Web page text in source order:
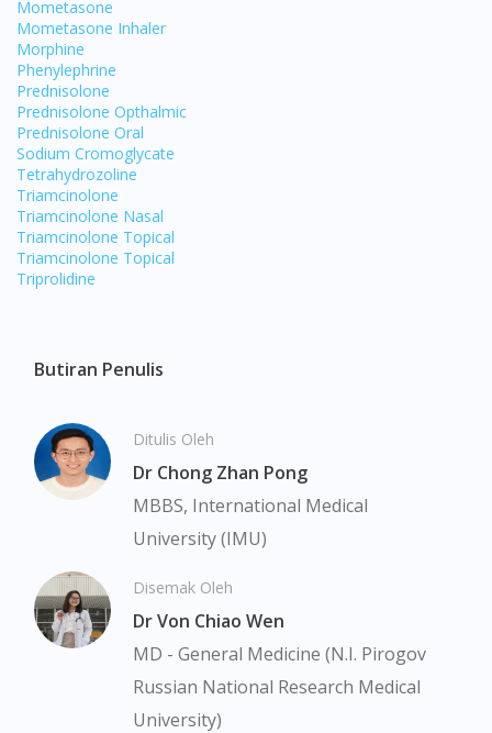
Visit DoctorOnCall Singapore
You seem to be shopping from Singapore
You are currently on DoctorOnCall.com.my, our Malaysian
To serve you better, would you like to head over to
Continue to DoctorOnCall Singapore
Mometasone
Mometasone Inhaler
Morphine
Phenylephrine
Prednisolone
Prednisolone Opthalmic
Prednisolone Oral
Sodium Cromoglycate
Tetrahydrozoline
Triamcinolone
Triamcinolone Nasal
Triamcinolone Topical
Triamcinolone Topical
Triprolidine
Butiran Penulis
Ditulis Oleh
Dr Chong Zhan Pong
MBBS, International Medical
University (IMU)
Disemak Oleh
Dr Von Chiao Wen
MD - General Medicine (N.I. Pirogov
Russian National Research Medical
University)